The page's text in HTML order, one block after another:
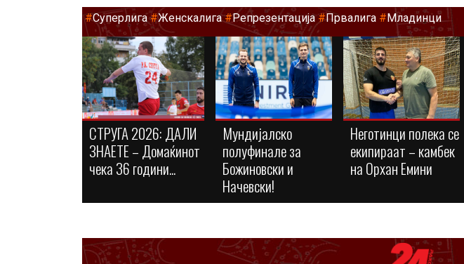
#Суперлига #Женскалига#Репрезентација #Првалига #Младинци
СТРУГА 2026: ДАЛИ
ЗНАЕТЕ – Домаќинот
чека 36 години...
Мундијалско
полуфинале за
Божиновски и
Начевски!
Неготинци полека се
екипираат – камбек
на Орхан Емини